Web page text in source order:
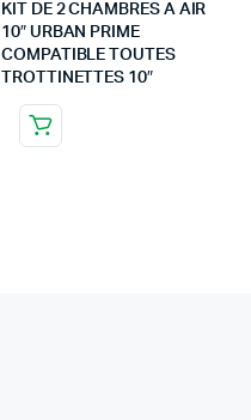
KIT DE 2 CHAMBRES A AIR
10″ URBAN PRIME
COMPATIBLE TOUTES
TROTTINETTES 10″